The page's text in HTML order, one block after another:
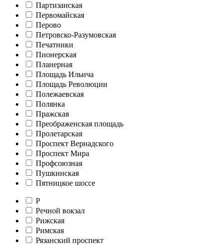
Партизанская
Первомайская
Перово
Петровско-Разумовская
Печатники
Пионерская
Планерная
Площадь Ильича
Площадь Революции
Полежаевская
Полянка
Пражская
Преображенская площадь
Пролетарская
Проспект Вернадского
Проспект Мира
Профсоюзная
Пушкинская
Пятницкое шоссе
Р
Речной вокзал
Рижская
Римская
Рязанский проспект